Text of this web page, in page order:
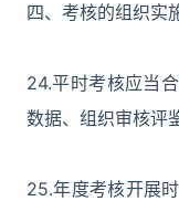
四、考核的组织实
24.平时考核应当
数据、组织审核评
25.年度考核开展